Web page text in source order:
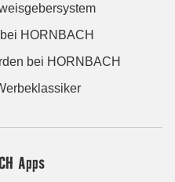
HORNBACH
bei HORNBACH
Apps